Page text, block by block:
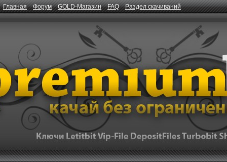
Главная Форум GOLD-Магазин FAQ Раздел скачиваний